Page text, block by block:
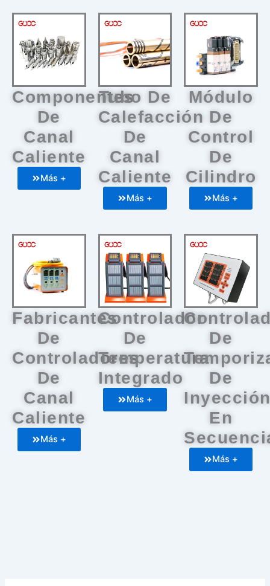
Componentes
De
Canal
Caliente
Más +
Tubo De
Calefacción
De
Canal
Caliente
Más +
Módulo
De
Control
De
Cilindro
Más +
Fabricantes
De
Controladores
De
Canal
Caliente
Más +
Controlador
De
Temperatura
Integrado
Más +
De
De
En
Más +